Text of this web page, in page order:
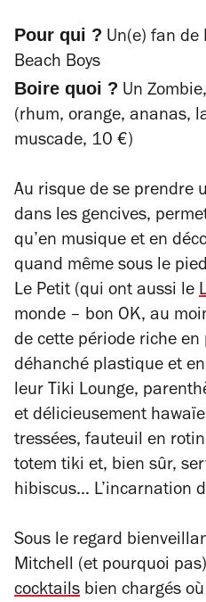
Pour qui ? Un(e) fan
Beach Boys
Boire quoi ? Un
(rhum, orange, ananas,
muscade, 10 €)
Au risque de se prendre
dans les gencives,
qu’en musique et en
quand même sous le
Le Petit (qui ont aussi le
monde – bon OK, au
de cette période riche en
déhanché plastique et
leur Tiki Lounge,
et délicieusement
tressées, fauteuil en
totem tiki et, bien sûr,
hibiscus… L’incarnation
Sous le regard
Mitchell (et pourquoi
cocktails bien chargés